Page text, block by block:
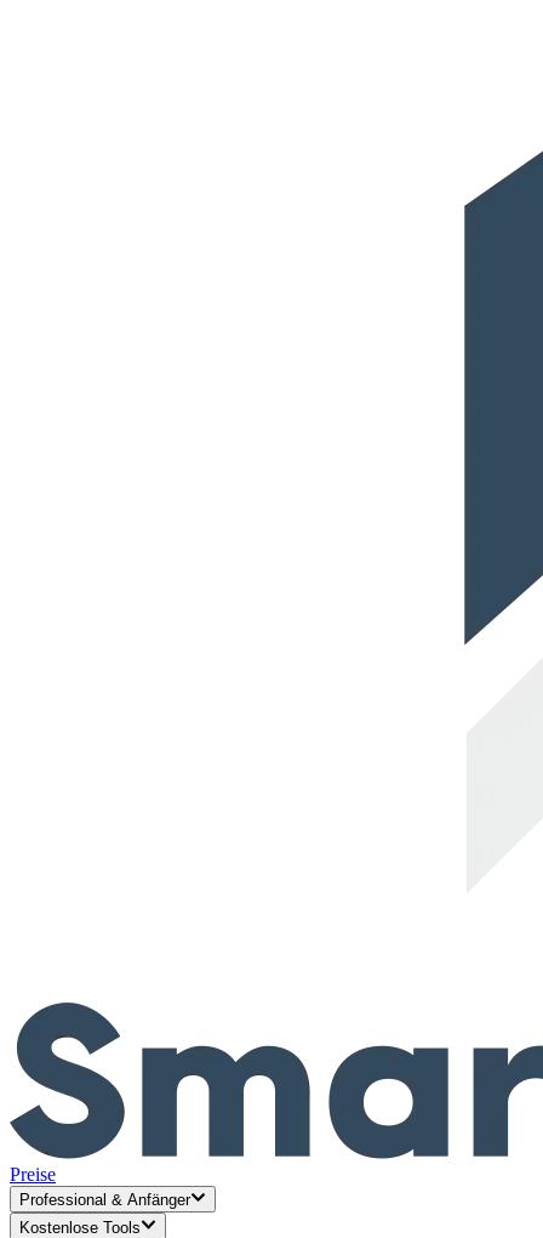
Preise
Professional & Anfänger
Kostenlose Tools